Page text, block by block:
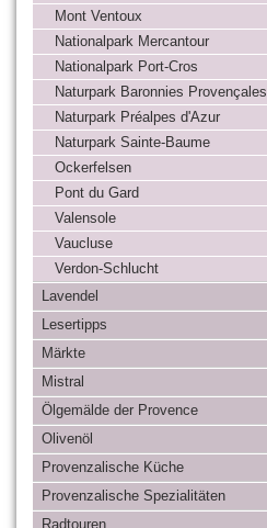
Mont Ventoux
Nationalpark Mercantour
Nationalpark Port-Cros
Naturpark Baronnies Provençales
Naturpark Préalpes d'Azur
Naturpark Sainte-Baume
Ockerfelsen
Pont du Gard
Valensole
Vaucluse
Verdon-Schlucht
Lavendel
Lesertipps
Märkte
Mistral
Ölgemälde der Provence
Olivenöl
Provenzalische Küche
Provenzalische Spezialitäten
Radtouren